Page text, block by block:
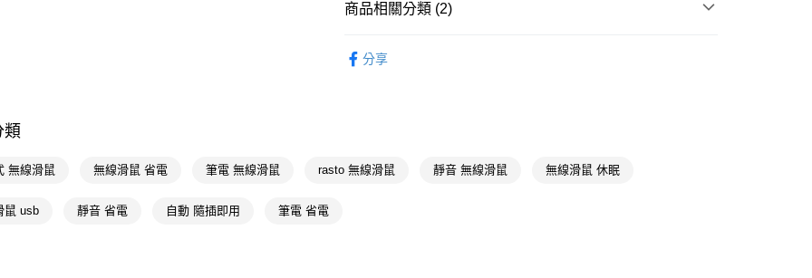
相關說明
AFTEE先享後付是「在收到商品之後才付款」的支付方式。 讓您購物簡單
便利好安心！
１．於結帳方式選擇「AFTEE先享後付」後，將跳轉至「AFTEE先享後
宅配(離島廠商直送🚚)
商品相關分類 (2)
分享
類
無線滑鼠 無線滑鼠 省電 筆電 無線滑鼠 rasto 無線滑鼠 靜音 無線滑鼠 無線滑鼠 休眠
鼠 usb 靜音 省電 自動 隨插即用 筆電 省電